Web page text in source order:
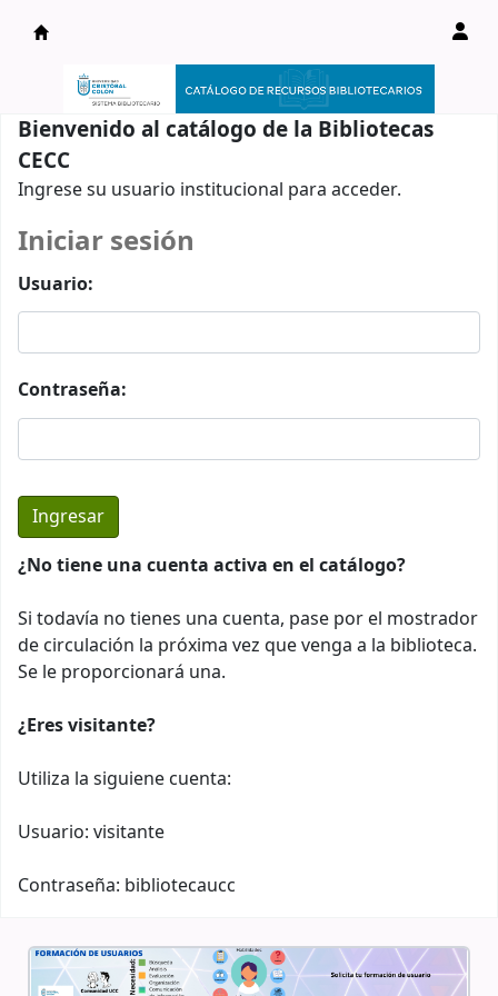
Catálogo en línea
Bienvenido al catálogo de la Bibliotecas
CECC
Ingrese su usuario institucional para acceder.
Iniciar sesión
Usuario:
Contraseña:
¿No tiene una cuenta activa en el catálogo?
Si todavía no tienes una cuenta, pase por el mostrador
de circulación la próxima vez que venga a la biblioteca.
Se le proporcionará una.
¿Eres visitante?
Utiliza la siguiene cuenta:
Usuario: visitante
Contraseña: bibliotecaucc